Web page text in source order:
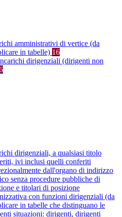
amministrativi di vertice (da
in tabelle) 16
dirigenziali (dirigenti non
dirigenziali, a qualsiasi titolo
ivi inclusi quelli conferiti
dall'organo di indirizzo
senza procedure pubbliche di
e titolari di posizione
con funzioni dirigenziali (da
in tabelle che distinguano le
situazioni: dirigenti, dirigenti